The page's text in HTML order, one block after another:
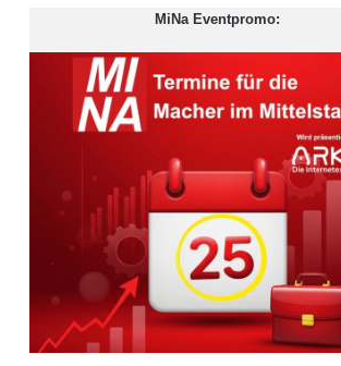
MiNa Eventpromo: